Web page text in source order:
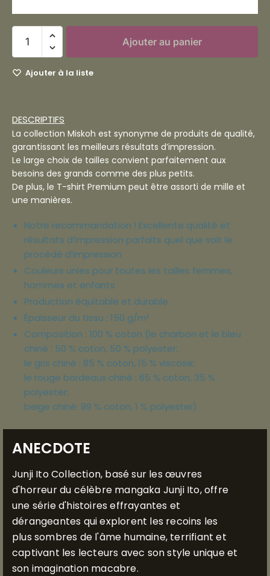
Ajouter au panier
Ajouter à la liste
DESCRIPTIFS
La collection Miskoh est synonyme de produits de qualité,
garantissant les meilleurs résultats d’impression.
Le large choix de tailles convient parfaitement aux
besoins des grands comme des plus petits.
De plus, le T-shirt Premium peut être assorti de mille et
une manières.
Notre recommandation ! Excellente qualité et
résultats d’impression parfaits quel que soit le
procédé d’impression
Couleurs unies pour toutes les tailles femmes,
hommes et enfants
Production équitable et durable
Épaisseur du tissu : 150 g/m²
Composition : 100 % coton (le charbon et le bleu
chiné : 50 % coton, 50 % polyester;
le gris chiné : 85 % coton, 15 % viscose;
le rouge bordeaux chiné : 65 % coton, 35 %
polyester;
beige chiné: 99 % coton, 1 % polyester)
ANECDOTE
Junji Ito Collection, basé sur les œuvres
d'horreur du célèbre mangaka Junji Ito, offre
une série d'histoires effrayantes et
dérangeantes qui explorent les recoins les
plus sombres de l'âme humaine, terrifiant et
captivant les lecteurs avec son style unique et
son imagination macabre.